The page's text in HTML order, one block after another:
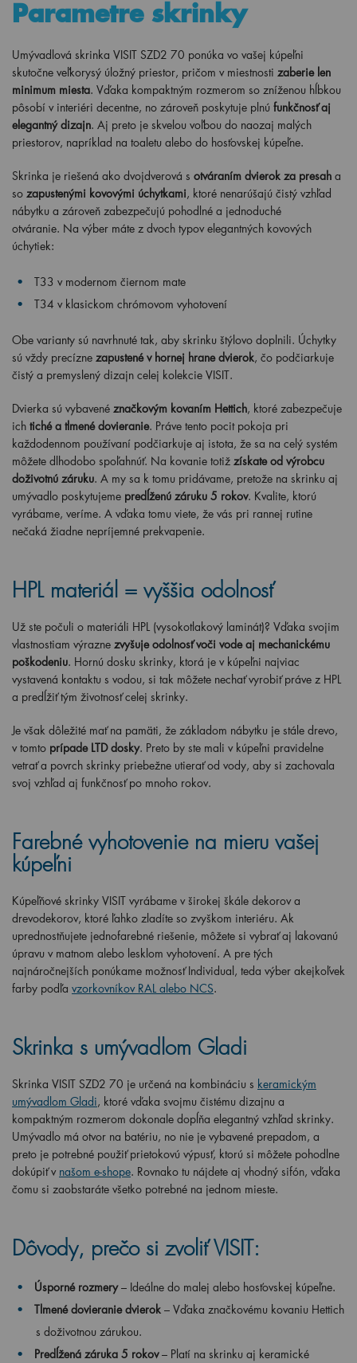
Parametre skrinky
Umývadlová skrinka VISIT SZD2 70 ponúka vo vašej kúpeľni
skutočne veľkorysý úložný priestor, pričom v miestnosti zaberie len
minimum miesta. Vďaka kompaktným rozmerom so zníženou hĺbkou
pôsobí v interiéri decentne, no zároveň poskytuje plnú funkčnosť aj
elegantný dizajn. Aj preto je skvelou voľbou do naozaj malých
priestorov, napríklad na toaletu alebo do hosťovskej kúpeľne.
Skrinka je riešená ako dvojdverová s otváraním dvierok za presah a
so zapustenými kovovými úchytkami, ktoré nenarúšajú čistý vzhľad
nábytku a zároveň zabezpečujú pohodlné a jednoduché
otváranie. Na výber máte z dvoch typov elegantných kovových
úchytiek:
T33 v modernom čiernom mate
T34 v klasickom chrómovom vyhotovení
Obe varianty sú navrhnuté tak, aby skrinku štýlovo doplnili. Úchytky
sú vždy precízne zapustené v hornej hrane dvierok, čo podčiarkuje
čistý a premyslený dizajn celej kolekcie VISIT.
Dvierka sú vybavené značkovým kovaním Hettich, ktoré zabezpečuje
ich tiché a tlmené dovieranie. Práve tento pocit pokoja pri
každodennom používaní podčiarkuje aj istota, že sa na celý systém
môžete dlhodobo spoľahnúť. Na kovanie totiž získate od výrobcu
doživotnú záruku. A my sa k tomu pridávame, pretože na skrinku aj
umývadlo poskytujeme predĺženú záruku 5 rokov. Kvalite, ktorú
vyrábame, veríme. A vďaka tomu viete, že vás pri rannej rutine
nečaká žiadne nepríjemné prekvapenie.
HPL materiál = vyššia odolnosť
Už ste počuli o materiáli HPL (vysokotlakový laminát)? Vďaka svojim
vlastnostiam výrazne zvyšuje odolnosť voči vode aj mechanickému
poškodeniu. Hornú dosku skrinky, ktorá je v kúpeľni najviac
vystavená kontaktu s vodou, si tak môžete nechať vyrobiť práve z HPL
a predĺžiť tým životnosť celej skrinky.
Je však dôležité mať na pamäti, že základom nábytku je stále drevo,
v tomto prípade LTD dosky. Preto by ste mali v kúpeľni pravidelne
vetrať a povrch skrinky priebežne utierať od vody, aby si zachovala
svoj vzhľad aj funkčnosť po mnoho rokov.
Farebné vyhotovenie na mieru vašej
kúpeľni
Kúpeľňové skrinky VISIT vyrábame v širokej škále dekorov a
drevodekorov, ktoré ľahko zladíte so zvyškom interiéru. Ak
uprednostňujete jednofarebné riešenie, môžete si vybrať aj lakovanú
úpravu v matnom alebo lesklom vyhotovení. A pre tých
najnáročnejších ponúkame možnosť Individual, teda výber akejkoľvek
farby podľa vzorkovníkov RAL alebo NCS.
Skrinka s umývadlom Gladi
Skrinka VISIT SZD2 70 je určená na kombináciu s keramickým
umývadlom Gladi, ktoré vďaka svojmu čistému dizajnu a
kompaktným rozmerom dokonale dopĺňa elegantný vzhľad skrinky.
Umývadlo má otvor na batériu, no nie je vybavené prepadom, a
preto je potrebné použiť prietokovú výpusť, ktorú si môžete pohodlne
dokúpiť v našom e-shope. Rovnako tu nájdete aj vhodný sifón, vďaka
čomu si zaobstaráte všetko potrebné na jednom mieste.
Dôvody, prečo si zvoliť VISIT:
Úsporné rozmery – Ideálne do malej alebo hosťovskej kúpeľne.
Tlmené dovieranie dvierok – Vďaka značkovému kovaniu Hettich
s doživotnou zárukou.
Predĺžená záruka 5 rokov – Platí na skrinku aj keramické